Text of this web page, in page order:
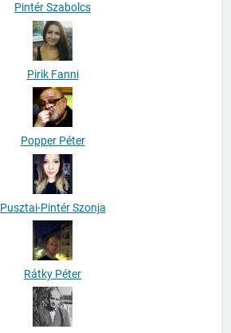
Pintér Szabolcs
Pirik Fanni
Popper Péter
Pusztai-Pintér Szonja
Rátky Péter